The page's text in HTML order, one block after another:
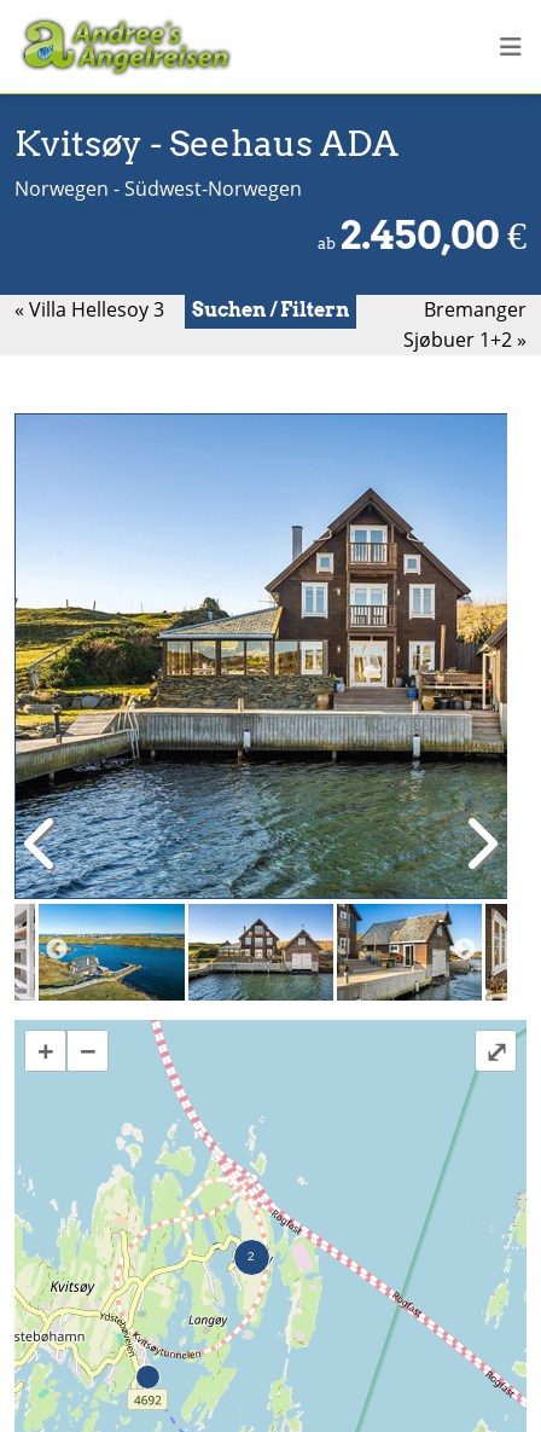
Kvitsøy - Seehaus ADA
Norwegen - Südwest-Norwegen
ab 2.450,00€
« Villa Hellesoy 3 Suchen / Filtern
Bremanger
Sjøbuer 1+2 »
⤢
+ −